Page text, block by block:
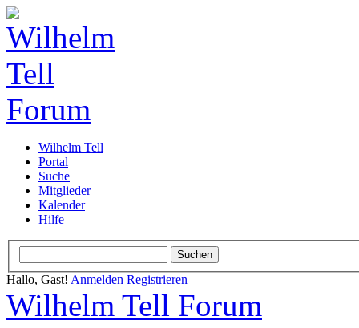
Wilhelm Tell
Portal
Suche
Mitglieder
Kalender
Hilfe
Hallo, Gast! Anmelden Registrieren
Wilhelm Tell Forum